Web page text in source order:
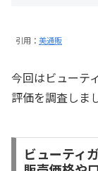
引用： 美通販
今回はビューテ
評価を調査しま
ビューティ